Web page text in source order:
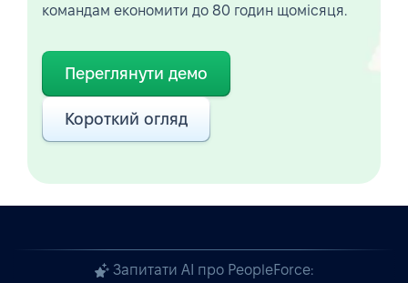
командам економити до 80 годин щомісяця.
Переглянути демо
Короткий огляд
Запитати AI про PeopleForce: